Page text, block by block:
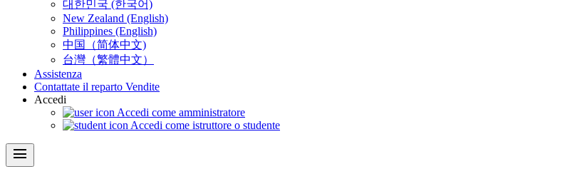
대한민국 (한국어)
New Zealand (English)
Philippines (English)
中国（简体中文)
台灣（繁體中文）
Assistenza
Contattate il reparto Vendite
Accedi
Accedi come amministratore
Accedi come istruttore o studente
menu